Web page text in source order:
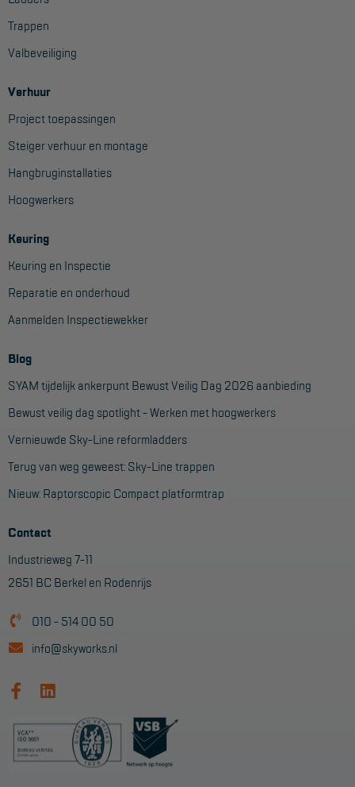
Trappen
Valbeveiliging
Verhuur
Project toepassingen
Steiger verhuur en montage
Hangbruginstallaties
Hoogwerkers
Keuring
Keuring en Inspectie
Reparatie en onderhoud
Aanmelden Inspectiewekker
Blog
SYAM tijdelijk ankerpunt Bewust Veilig Dag 2026 aanbieding
Bewust veilig dag spotlight - Werken met hoogwerkers
Vernieuwde Sky-Line reformladders
Terug van weg geweest: Sky-Line trappen
Nieuw: Raptorscopic Compact platformtrap
Contact
Industrieweg 7-11
2651 BC Berkel en Rodenrijs
010 - 514 00 50
info@skyworks.nl